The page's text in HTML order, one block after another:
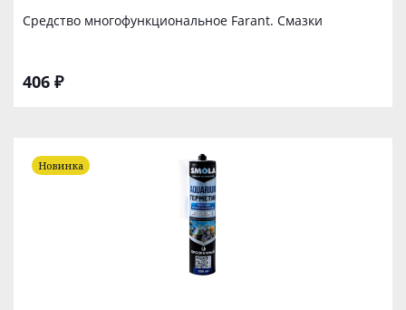
Средство многофункциональное Farant. Смазки
406 ₽
Новинка